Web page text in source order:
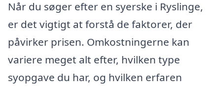
Når du søger efter en syerske i Ryslinge,
er det vigtigt at forstå de faktorer, der
påvirker prisen. Omkostningerne kan
variere meget alt efter, hvilken type
syopgave du har, og hvilken erfaren